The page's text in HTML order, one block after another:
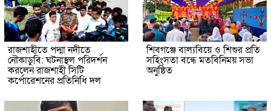
রাজশাহীতে পদ্মা নদীতে
নৌকাডুবি: ঘটনাস্থল পরিদর্শন
করলেন রাজশাহী সিটি
কর্পোরেশনের প্রতিনিধি দল
শিবগঞ্জে বাল্যবিয়ে ও শিশুর প্রতি
সহিংসতা বন্ধে মতবিনিময় সভা
অনুষ্ঠিত